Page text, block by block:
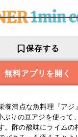
保存する
無料アプリを開く
満点な魚料理『アジ
ぶりの豆アジを使って
。酢の酸味にライムの